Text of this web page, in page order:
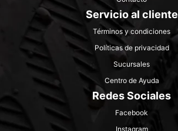
Servicio al cliente
Términos y condiciones
Políticas de privacidad
Sucursales
Centro de Ayuda
Redes Sociales
Facebook
Instagram